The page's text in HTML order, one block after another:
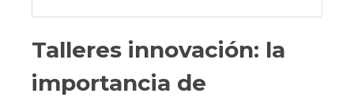
Talleres innovación: la
importancia de